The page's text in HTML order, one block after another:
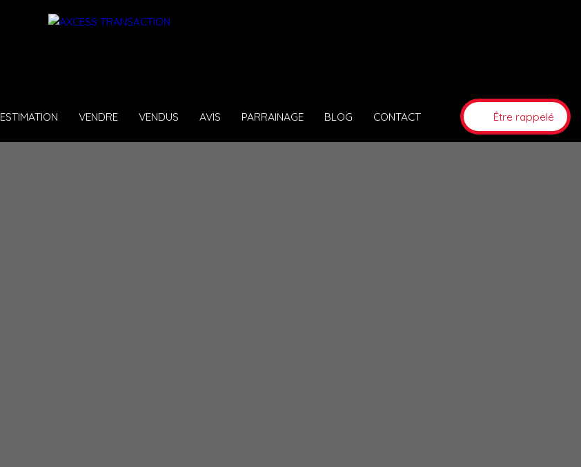
ESTIMATION VENDRE VENDUS AVIS PARRAINAGE BLOG CONTACT Être rappelé